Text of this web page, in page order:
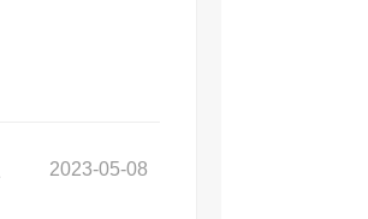
2023-05-08